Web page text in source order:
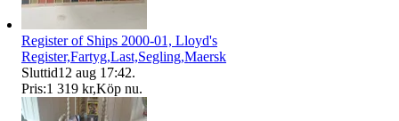
Register of Ships 2000-01, Lloyd's
Register,Fartyg,Last,Segling,Maersk
Sluttid12 aug 17:42.
Pris:1 319 kr,Köp nu.